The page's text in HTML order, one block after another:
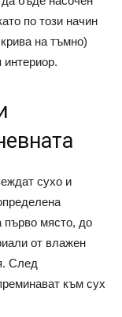
по този начин
на тъмно)
интериор.
сухо и
първо място, до
от влажен
След
към сух